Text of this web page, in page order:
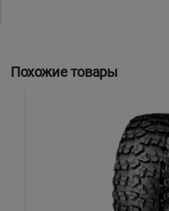
Похожие товары